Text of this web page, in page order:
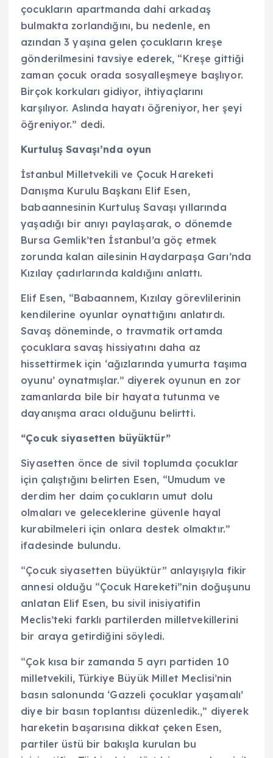
çocukların apartmanda dahi arkadaş
bulmakta zorlandığını, bu nedenle, en
azından 3 yaşına gelen çocukların kreşe
gönderilmesini tavsiye ederek, “Kreşe gittiği
zaman çocuk orada sosyalleşmeye başlıyor.
Birçok korkuları gidiyor, ihtiyaçlarını
karşılıyor. Aslında hayatı öğreniyor, her şeyi
öğreniyor.” dedi.
Kurtuluş Savaşı’nda oyun
İstanbul Milletvekili ve Çocuk Hareketi
Danışma Kurulu Başkanı Elif Esen,
babaannesinin Kurtuluş Savaşı yıllarında
yaşadığı bir anıyı paylaşarak, o dönemde
Bursa Gemlik’ten İstanbul’a göç etmek
zorunda kalan ailesinin Haydarpaşa Garı’nda
Kızılay çadırlarında kaldığını anlattı.
Elif Esen, “Babaannem, Kızılay görevlilerinin
kendilerine oyunlar oynattığını anlatırdı.
Savaş döneminde, o travmatik ortamda
çocuklara savaş hissiyatını daha az
hissettirmek için ‘ağızlarında yumurta taşıma
oyunu’ oynatmışlar.” diyerek oyunun en zor
zamanlarda bile bir hayata tutunma ve
dayanışma aracı olduğunu belirtti.
“Çocuk siyasetten büyüktür”
Siyasetten önce de sivil toplumda çocuklar
için çalıştığını belirten Esen, “Umudum ve
derdim her daim çocukların umut dolu
olmaları ve geleceklerine güvenle hayal
kurabilmeleri için onlara destek olmaktır.”
ifadesinde bulundu.
“Çocuk siyasetten büyüktür” anlayışıyla fikir
annesi olduğu “Çocuk Hareketi”nin doğuşunu
anlatan Elif Esen, bu sivil inisiyatifin
Meclis’teki farklı partilerden milletvekillerini
bir araya getirdiğini söyledi.
“Çok kısa bir zamanda 5 ayrı partiden 10
milletvekili, Türkiye Büyük Millet Meclisi’nin
basın salonunda ‘Gazzeli çocuklar yaşamalı’
diye bir basın toplantısı düzenledik.,” diyerek
hareketin başarısına dikkat çeken Esen,
partiler üstü bir bakışla kurulan bu